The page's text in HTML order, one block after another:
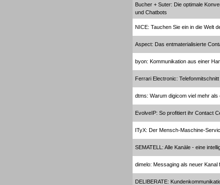
Bucher + Suter: Die optimale
und Chatbots
NICE: Tauchen Sie ein in die Welt
Aspect: Das entmaterialisierte
byon: Kommunikation aus einer
Ferrari Electronic:
dtms: Warum digicom viel mehr als
EvolveIP: So profitiert ihr Contact
ITyX: Der Mensch-Maschine-
SEMATELL: Alle Kanäle - eine
dimelo: Messaging als neuer
DELIBERATE: